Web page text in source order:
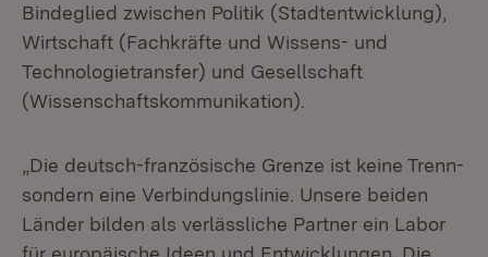
Bindeglied zwischen Politik (Stadtentwicklung),
Wirtschaft (Fachkräfte und Wissens- und
Technologietransfer) und Gesellschaft
(Wissenschaftskommunikation).
„Die deutsch-französische Grenze ist keine Trenn-
sondern eine Verbindungslinie. Unsere beiden
Länder bilden als verlässliche Partner ein Labor